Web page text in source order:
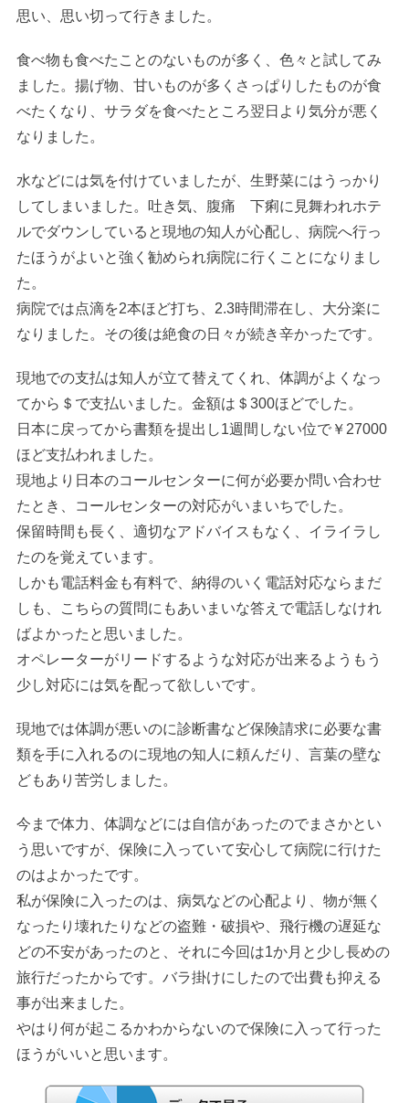
思い、思い切って行きました。
食べ物も食べたことのないものが多く、色々と試してみ
ました。揚げ物、甘いものが多くさっぱりしたものが食
べたくなり、サラダを食べたところ翌日より気分が悪く
なりました。
水などには気を付けていましたが、生野菜にはうっかり
してしまいました。吐き気、腹痛 下痢に見舞われホテ
ルでダウンしていると現地の知人が心配し、病院へ行っ
たほうがよいと強く勧められ病院に行くことになりまし
た。
病院では点滴を2本ほど打ち、2.3時間滞在し、大分楽に
なりました。その後は絶食の日々が続き辛かったです。
現地での支払は知人が立て替えてくれ、体調がよくなっ
てから＄で支払いました。金額は＄300ほどでした。
日本に戻ってから書類を提出し1週間しない位で￥27000
ほど支払われました。
現地より日本のコールセンターに何が必要か問い合わせ
たとき、コールセンターの対応がいまいちでした。
保留時間も長く、適切なアドバイスもなく、イライラし
たのを覚えています。
しかも電話料金も有料で、納得のいく電話対応ならまだ
しも、こちらの質問にもあいまいな答えで電話しなけれ
ばよかったと思いました。
オペレーターがリードするような対応が出来るようもう
少し対応には気を配って欲しいです。
現地では体調が悪いのに診断書など保険請求に必要な書
類を手に入れるのに現地の知人に頼んだり、言葉の壁な
どもあり苦労しました。
今まで体力、体調などには自信があったのでまさかとい
う思いですが、保険に入っていて安心して病院に行けた
のはよかったです。
私が保険に入ったのは、病気などの心配より、物が無く
なったり壊れたりなどの盗難・破損や、飛行機の遅延な
どの不安があったのと、それに今回は1か月と少し長めの
旅行だったからです。バラ掛けにしたので出費も抑える
事が出来ました。
やはり何が起こるかわからないので保険に入って行った
ほうがいいと思います。